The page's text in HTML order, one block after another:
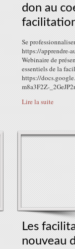
don au
Se
https://apprendre-
Webinaire de
essentiels de la
https://
m8a3F2Z-
Lire la suite
Les
nouveau